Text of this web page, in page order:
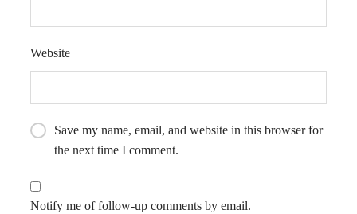
Website
Save my name, email, and website in this browser for
the next time I comment.
Notify me of follow-up comments by email.